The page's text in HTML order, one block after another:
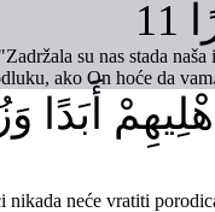
su nas stada
ako On hoće da
أَبَدًا
neće vratiti